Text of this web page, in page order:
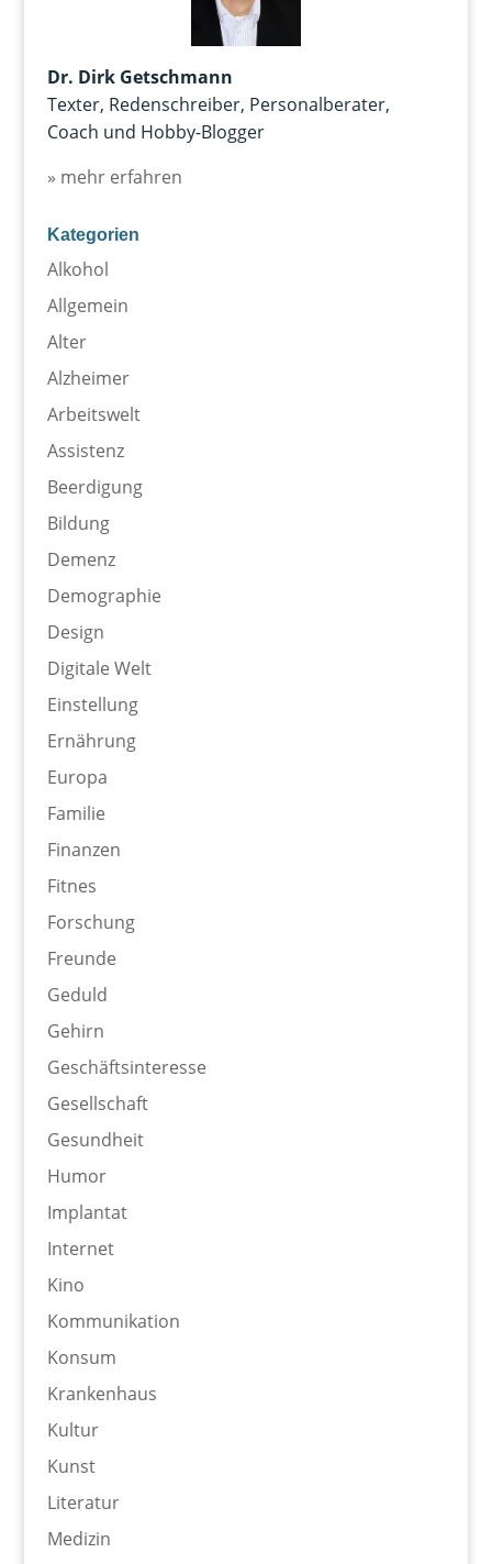
Dr. Dirk Getschmann
Texter, Redenschreiber, Personalberater,
Coach und Hobby-Blogger
» mehr erfahren
Kategorien
Alkohol
Allgemein
Alter
Alzheimer
Arbeitswelt
Assistenz
Beerdigung
Bildung
Demenz
Demographie
Design
Digitale Welt
Einstellung
Ernährung
Europa
Familie
Finanzen
Fitnes
Forschung
Freunde
Geduld
Gehirn
Geschäftsinteresse
Gesellschaft
Gesundheit
Humor
Implantat
Internet
Kino
Kommunikation
Konsum
Krankenhaus
Kultur
Kunst
Literatur
Medizin